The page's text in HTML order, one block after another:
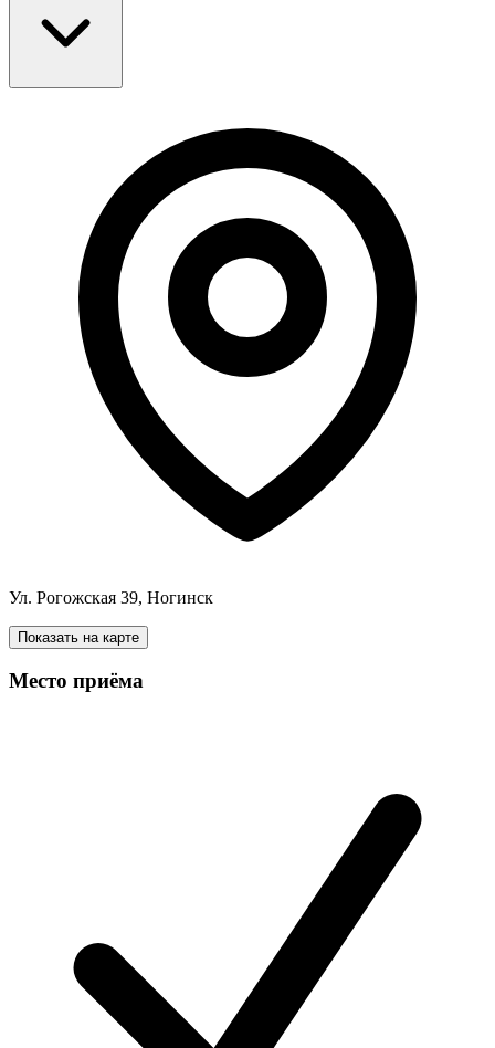
Ул. Рогожская 39, Ногинск
Показать на карте
Место приёма